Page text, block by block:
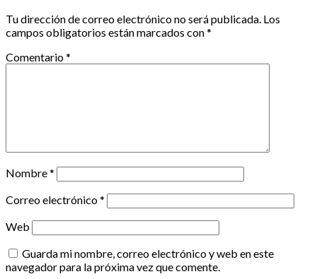
Tu dirección de correo electrónico no será publicada. Los
campos obligatorios están marcados con*
Comentario*
Nombre*
Correo electrónico*
Web
Guarda mi nombre, correo electrónico y web en este
navegador para la próxima vez que comente.